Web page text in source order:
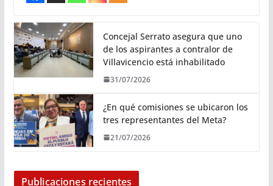
Concejal Serrato asegura que uno
de los aspirantes a contralor de
Villavicencio está inhabilitado
31/07/2026
¿En qué comisiones se ubicaron los
tres representantes del Meta?
21/07/2026
Publicaciones recientes